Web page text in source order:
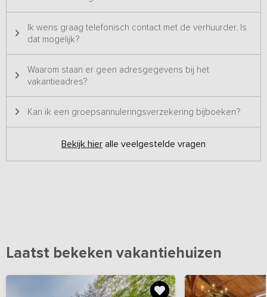
persoons verblijf
Ik wens graag telefonisch contact met de verhuurder. Is
dat mogelijk?
Waarom staan er geen adresgegevens bij het
vakantieadres?
Kan ik een groepsannuleringsverzekering bijboeken?
Bekijk hier alle veelgestelde vragen
Laatst bekeken vakantiehuizen